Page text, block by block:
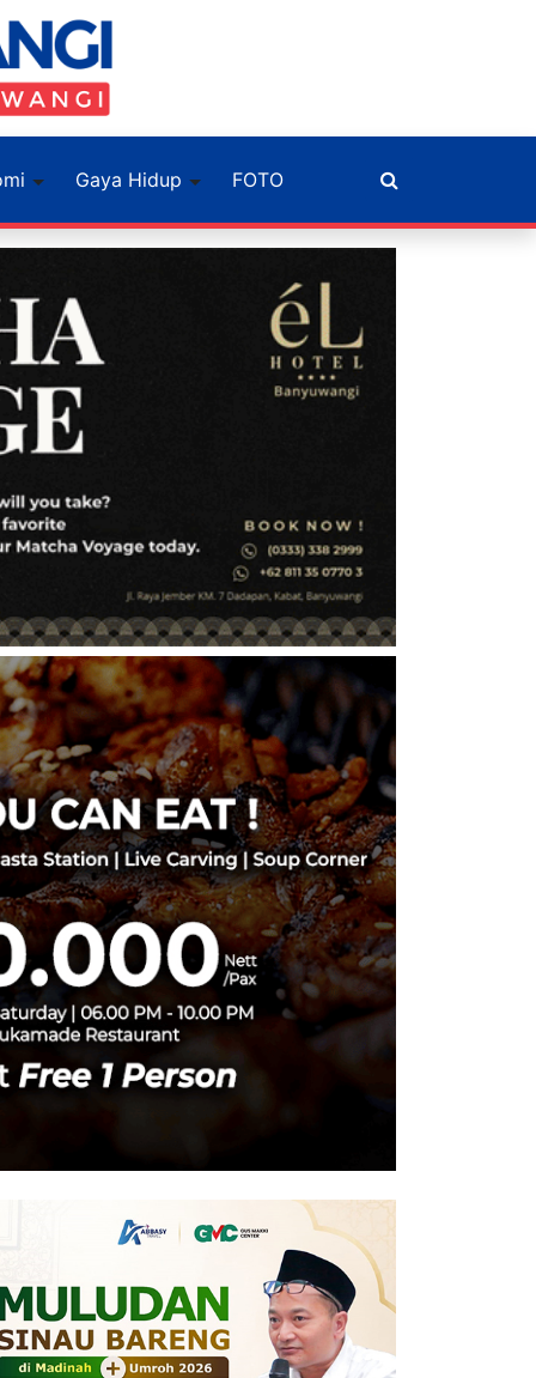
Gaya Hidup FOTO